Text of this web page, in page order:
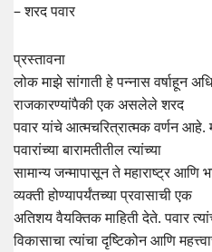
– शरद पवार
प्रस्तावना
लोक माझे सांगाती हे पन्नास वर्षाहून
राजकारण्यांपैकी एक असलेले शरद
पवार यांचे आत्मचरित्रात्मक वर्णन
पवारांच्या बारामतीतील त्यांच्या
सामान्य जन्मापासून ते महाराष्ट्र
व्यक्ती होण्यापर्यंतच्या प्रवासाची एक
अतिशय वैयक्तिक माहिती देते. पवार
विकासाचा त्यांचा दृष्टिकोन आणि